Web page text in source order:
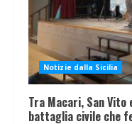
Notizie dalla Sicilia
Tra Macari, San
battaglia civile che